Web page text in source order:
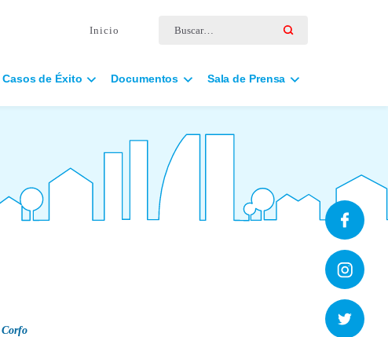
Buscar por:
Inicio
Casos de Éxito Documentos Sala de Prensa
Corfo